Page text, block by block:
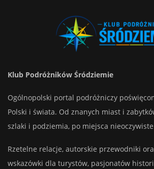
Klub Podróżników Śródziemie
Ogólnopolski portal podróżniczy
Polski i świata. Od znanych miast i
szlaki i podziemia, po miejsca
Rzetelne relacje, autorskie przewodniki
wskazówki dla turystów, pasjonatów